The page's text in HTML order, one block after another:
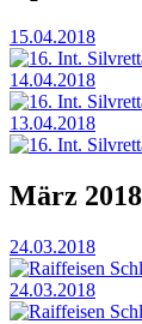
15.04.2018
16. Int.
14.04.2018
16. Int.
13.04.2018
16. Int.
März 2018
24.03.2018
Raiffeisen
24.03.2018
Raiffeisen